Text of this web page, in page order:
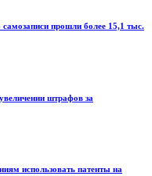
прошли более 15,1 тыс.
штрафов за
использовать патенты на